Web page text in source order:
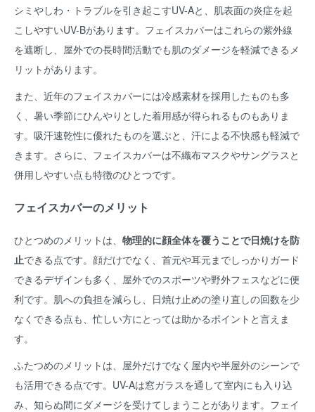
シミやしわ・トラブルを引き起こすUV-Aと、肌表面の炎症を起
こしやすいUV-Bがあります。フェイスカバーはこれらの紫外線
を遮断し、屋外での長時間活動でも肌のダメージを軽減できるメ
リットがあります。
また、近年のフェイスカバーには冷感素材を採用したものも多
く、暑い季節にひんやりとした着用感が得られるものもありま
す。吸汗速乾性に優れたものを選ぶと、汗による不快感も軽減で
きます。さらに、フェイスカバーは不織布マスクやサングラスと
併用しやすい点も特徴のひとつです。
フェイスカバーのメリット
ひとつめのメリットは、 物理的に顔全体を覆うことで日焼けを防
止できる点です。顔だけでなく、首元や耳元までしっかりガード
できるデザインも多く、屋外でのスポーツや野外フェスなどに便
利です。肌への負担を減らし、日焼け止めの塗り直しの回数を少
なくできる点も、忙しい方にとっては助かるポイントと言えま
す。
ふたつめのメリットは、屋外だけでなく屋内や半屋外のシーンで
も活用できる点です。UV-Aは窓ガラスを通して室内にも入り込
み、知らぬ間にダメージを受けてしまうことがあります。フェイ